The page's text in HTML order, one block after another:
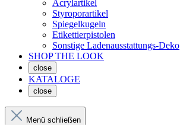
Acrylartikel
Styroporartikel
Spiegelkugeln
Etikettierpistolen
Sonstige Ladenausstattungs-Deko
SHOP THE LOOK
close
KATALOGE
close
Menü schließen